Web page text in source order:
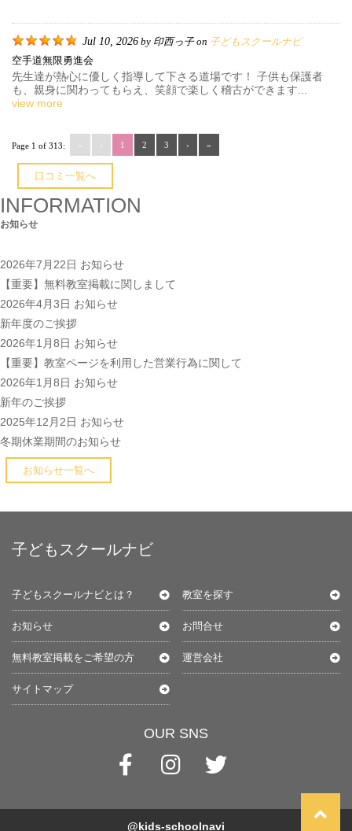
Jul 10, 2026 by 印西っ子on 子どもスクールナビ
空手道無限勇進会
先生達が熱心に優しく指導して下さる道場です！ 子供も保護者
も、親身に関わってもらえ、笑顔で楽しく稽古ができます...
view more
Page 1 of 313: « ‹ 1 2 3 › »
口コミ一覧へ
INFORMATION
お知らせ
2026年7月22日 お知らせ
【重要】無料教室掲載に関しまして
2026年4月3日 お知らせ
新年度のご挨拶
2026年1月8日 お知らせ
【重要】教室ページを利用した営業行為に関して
2026年1月8日 お知らせ
新年のご挨拶
2025年12月2日 お知らせ
冬期休業期間のお知らせ
お知らせ一覧へ
子どもスクールナビ
子どもスクールナビとは？ 教室を探す
お知らせ お問合せ
無料教室掲載をご希望の方 運営会社
サイトマップ
OUR SNS
@kids-schoolnavi